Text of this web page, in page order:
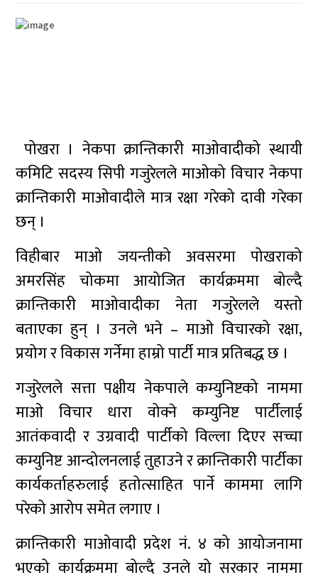
पोखरा । नेकपा क्रान्तिकारी माओवादीको स्थायी
कमिटि सदस्य सिपी गजुरेलले माओको विचार नेकपा
क्रान्तिकारी माओवादीले मात्र रक्षा गरेको दावी गरेका
छन् ।
विहीबार माओ जयन्तीको अवसरमा पोखराको
अमरसिंह चोकमा आयोजित कार्यक्रममा बोल्दै
क्रान्तिकारी माओवादीका नेता गजुरेलले यस्तो
बताएका हुन् । उनले भने – माओ विचारको रक्षा,
प्रयोग र विकास गर्नेमा हाम्रो पार्टी मात्र प्रतिबद्ध छ ।
गजुरेलले सत्ता पक्षीय नेकपाले कम्युनिष्टको नाममा
माओ विचार धारा वोक्ने कम्युनिष्ट पार्टीलाई
आतंकवादी र उग्रवादी पार्टीको विल्ला दिएर सच्चा
कम्युनिष्ट आन्दोलनलाई तुहाउने र क्रान्तिकारी पार्टीका
कार्यकर्ताहरुलाई हतोत्साहित पार्ने काममा लागि
परेको आरोप समेत लगाए ।
क्रान्तिकारी माओवादी प्रदेश नं. ४ को आयोजनामा
भएको कार्यक्रममा बोल्दै उनले यो सरकार नाममा